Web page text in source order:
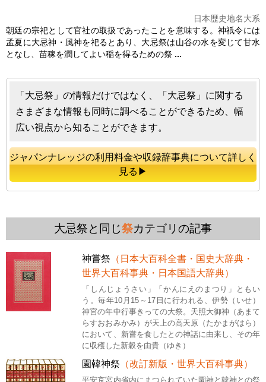
日本歴史地名大系
朝廷の宗祀として官社の取扱であったことを意味する。神祇令には
孟夏に大忌神・風神を祀るとあり、 大忌祭は山谷の水を変じて甘水
となし、苗稼を潤してよい稲を得るための祭 ...
「大忌祭」の情報だけではなく、「大忌祭」に関する
さまざまな情報も同時に調べることができるため、幅
広い視点から知ることができます。
ジャパンナレッジの利用料金や収録辞事典について詳しく
見る▶
大忌祭と同じ祭カテゴリの記事
神嘗祭 （日本大百科全書・国史大辞典・
世界大百科事典・日本国語大辞典）
「しんじょうさい」「かんにえのまつり」ともい
う。毎年10月15～17日に行われる、伊勢（いせ）
神宮の年中行事きっての大祭。天照大御神（あまて
らすおおみかみ）が天上の高天原（たかまがはら）
において、新嘗を食したとの神話に由来し、その年
に収穫した新穀を由貴（ゆき）
園韓神祭 （改訂新版・世界大百科事典）
平安京宮内省内にまつられていた園神と韓神との祭